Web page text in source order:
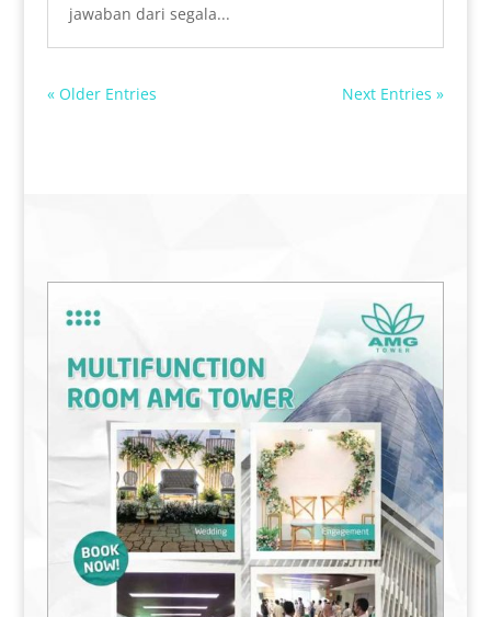
jawaban dari segala...
« Older Entries Next Entries »